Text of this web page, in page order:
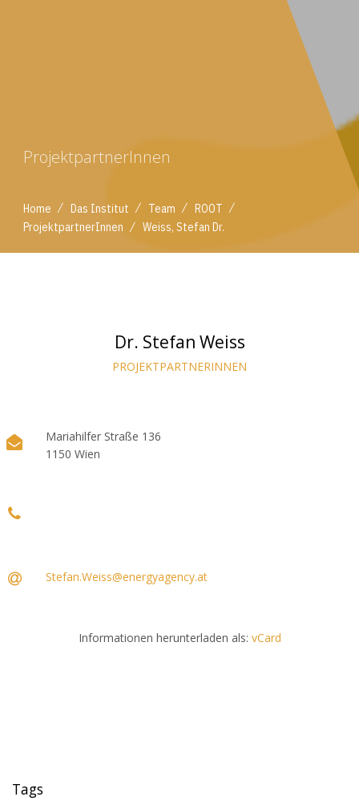
ProjektpartnerInnen
Home / Das Institut / Team / ROOT /
ProjektpartnerInnen / Weiss, Stefan Dr.
Dr. Stefan Weiss
PROJEKTPARTNERINNEN
Mariahilfer Straße 136
1150 Wien
Stefan.Weiss@energyagency.at
Informationen herunterladen als: vCard
Tags